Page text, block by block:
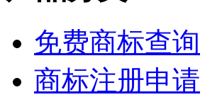
免费商标查询
商标注册申请